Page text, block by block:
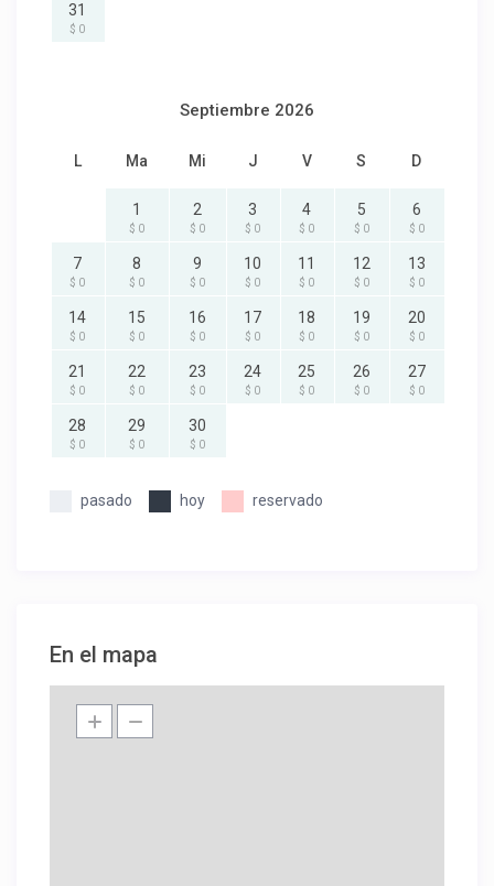
31
$ 0
Septiembre 2026
L Ma Mi J V S D
1
$ 0
2
$ 0
3
$ 0
4
$ 0
5
$ 0
6
$ 0
7
$ 0
8
$ 0
9
$ 0
10
$ 0
11
$ 0
12
$ 0
13
$ 0
14
$ 0
15
$ 0
16
$ 0
17
$ 0
18
$ 0
19
$ 0
20
$ 0
21
$ 0
22
$ 0
23
$ 0
24
$ 0
25
$ 0
26
$ 0
27
$ 0
28
$ 0
29
$ 0
30
$ 0
pasado hoy reservado
En el mapa